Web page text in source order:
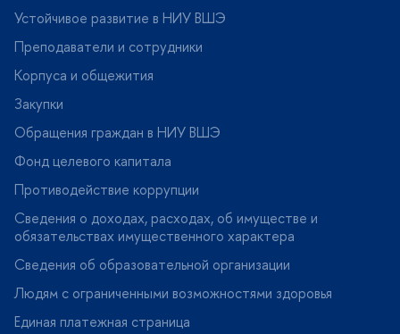
Устойчивое развитие в НИУ ВШЭ
Преподаватели и сотрудники
Корпуса и общежития
Закупки
Обращения граждан в НИУ ВШЭ
Фонд целевого капитала
Противодействие коррупции
Сведения о доходах, расходах, об имуществе и
обязательствах имущественного характера
Сведения об образовательной организации
Людям с ограниченными возможностями здоровья
Единая платежная страница